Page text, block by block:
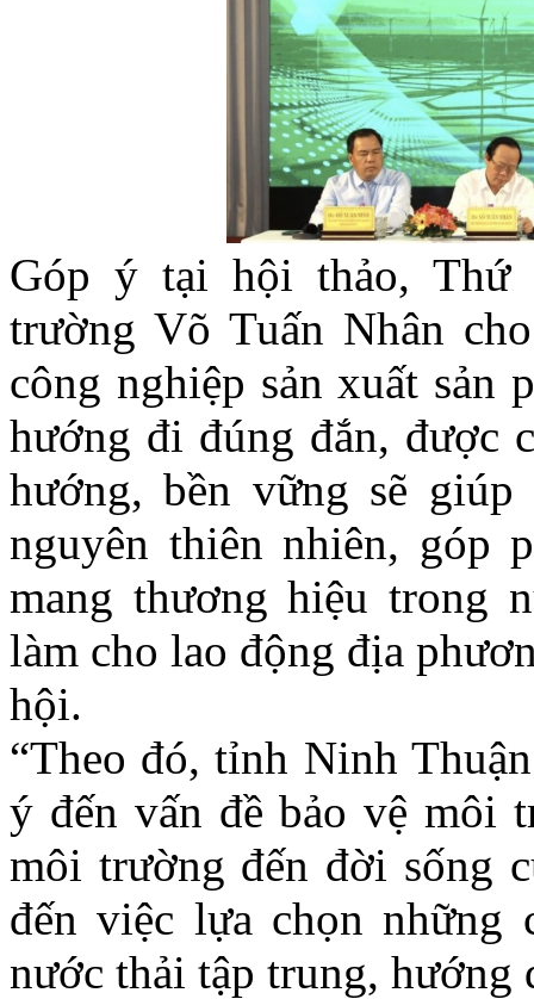
Góp ý tại hội thảo, Thứ
trường Võ Tuấn Nhân
công nghiệp sản xuất sản
hướng đi đúng đắn, được
hướng, bền vững sẽ
nguyên thiên nhiên, góp
mang thương hiệu trong
làm cho lao động địa
hội.
“Theo đó, tỉnh Ninh
ý đến vấn đề bảo vệ môi
môi trường đến đời sống
đến việc lựa chọn
nước thải tập trung, hướng